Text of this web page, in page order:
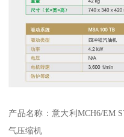
产品名称：意大利MCH6/EM
气压缩机